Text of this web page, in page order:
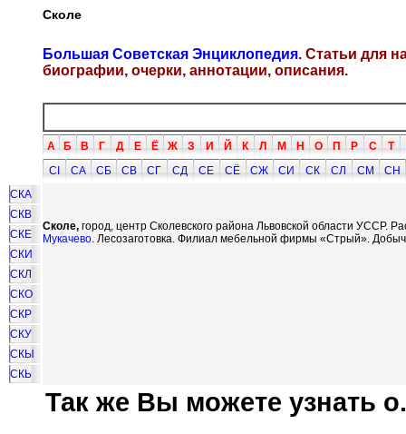
Сколе
Большая Советская Энциклопедия. Статьи для
биографии, очерки, аннотации, описания.
А Б В Г Д Е Ё Ж З И Й К Л М Н О П Р С Т
СI
СА СБ СВ СГ СД СЕ СЁ СЖ СИ СК СЛ СМ
СН
СКА
СКВ
СКЕ
СКИ
СКЛ
СКО
СКР
СКУ
СКЫ
СКЬ
Сколе, город, центр Сколевского района Львовской области УССР.
Мукачево. Лесозаготовка. Филиал мебельной фирмы «Стрый».
Так же Вы можете узнать